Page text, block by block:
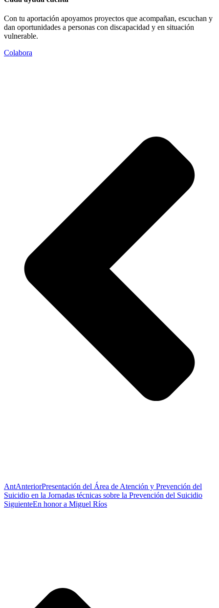
Con tu aportación apoyamos proyectos que acompañan, escuchan y
dan oportunidades a personas con discapacidad y en situación
vulnerable.
Colabora
AntAnteriorPresentación del Área de Atención y Prevención del
Suicidio en la Jornadas técnicas sobre la Prevención del Suicidio
SiguienteEn honor a Miguel Ríos